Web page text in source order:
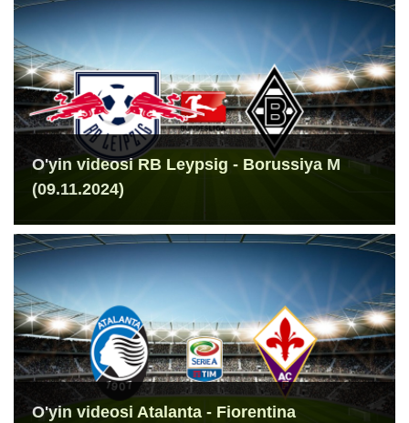
O'yin videosi RB Leypsig - Borussiya M
(09.11.2024)
O'yin videosi Atalanta - Fiorentina